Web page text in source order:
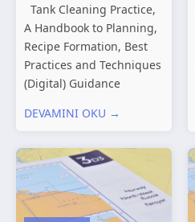
Tank Cleaning Practice,
A Handbook to Planning,
Recipe Formation, Best
Practices and Techniques
(Digital) Guidance
Structures – Consolidated
Shipping and the
Environment – A Guide to
Environmental
Compliance...
DEVAMINI OKU →